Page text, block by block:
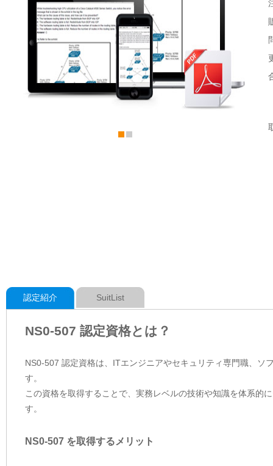
認定紹介 SuitList
NS0-507 認定資格とは？
NS0-507 認定資格は、ITエンジニアやセキュリティ専門職、ソ
す。
この資格を取得することで、実務レベルの技術や知識を体系的
す。
NS0-507 を取得するメリット